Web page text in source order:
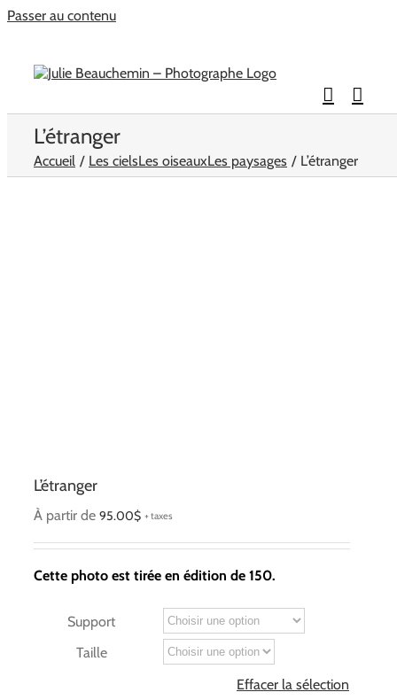
Passer au contenu
L’étranger
Accueil Les cielsLes oiseauxLes paysages L’étranger
L’étranger
À partir de 95.00$
Cette photo est tirée en édition de 150.
Support
Taille
Effacer la sélection